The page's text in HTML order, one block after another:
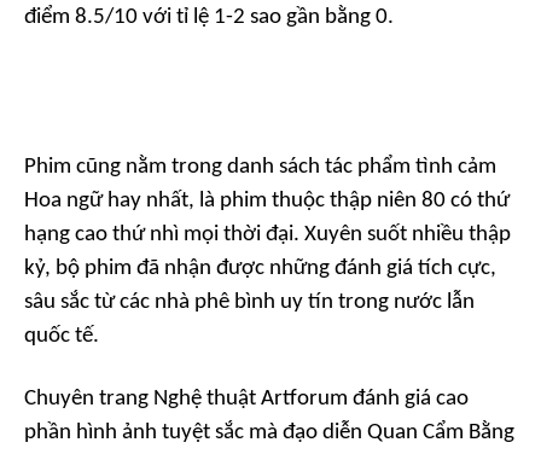
điểm 8.5/10 với tỉ lệ 1-2 sao gần bằng 0.
Phim cũng nằm trong danh sách tác phẩm tình cảm
Hoa ngữ hay nhất, là phim thuộc thập niên 80 có thứ
hạng cao thứ nhì mọi thời đại. Xuyên suốt nhiều thập
kỷ, bộ phim đã nhận được những đánh giá tích cực,
sâu sắc từ các nhà phê bình uy tín trong nước lẫn
quốc tế.
Chuyên trang Nghệ thuật Artforum đánh giá cao
phần hình ảnh tuyệt sắc mà đạo diễn Quan Cẩm Bằng